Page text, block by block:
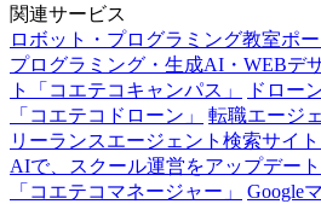
関連サービス
ロボット・プログラミング教室ポ
プログラミング・生成AI・WEBデ
ト「コエテコキャンパス」
ドロー
「コエテコドローン」
転職エージ
リーランスエージェント検索サイ
AIで、スクール運営をアップデー
「コエテコマネージャー」
Google